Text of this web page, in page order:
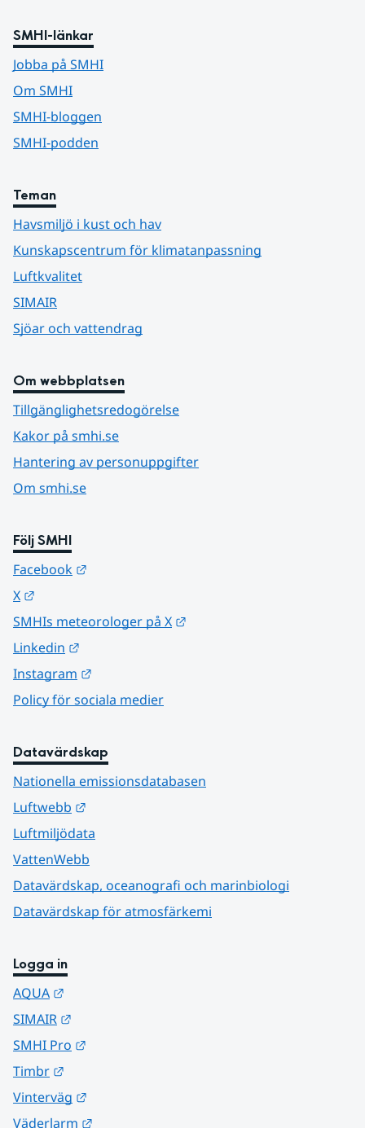
SMHI-länkar
Jobba på SMHI
Om SMHI
SMHI-bloggen
SMHI-podden
Teman
Havsmiljö i kust och hav
Kunskapscentrum för klimatanpassning
Luftkvalitet
SIMAIR
Sjöar och vattendrag
Om webbplatsen
Tillgänglighetsredogörelse
Kakor på smhi.se
Hantering av personuppgifter
Om smhi.se
Följ SMHI
Facebook
X
SMHIs meteorologer på X
Linkedin
Instagram
Policy för sociala medier
Datavärdskap
Nationella emissionsdatabasen
Luftwebb
Luftmiljödata
VattenWebb
Datavärdskap, oceanografi och marinbiologi
Datavärdskap för atmosfärkemi
Logga in
AQUA
SIMAIR
SMHI Pro
Timbr
Vinterväg
Väderlarm